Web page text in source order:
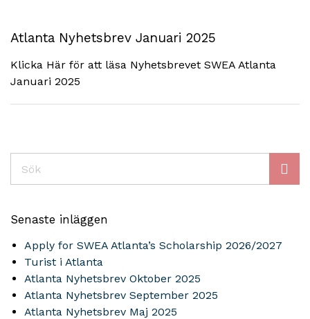
Atlanta Nyhetsbrev Januari 2025
Klicka Här för att läsa Nyhetsbrevet SWEA Atlanta
Januari 2025
Senaste inläggen
Apply for SWEA Atlanta’s Scholarship 2026/2027
Turist i Atlanta
Atlanta Nyhetsbrev Oktober 2025
Atlanta Nyhetsbrev September 2025
Atlanta Nyhetsbrev Maj 2025